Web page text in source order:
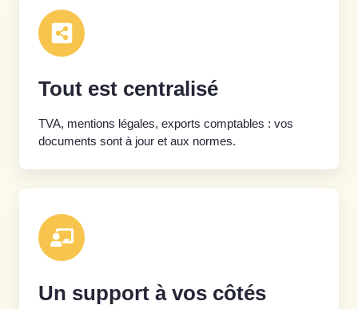
Tout est centralisé
TVA, mentions légales, exports comptables : vos
documents sont à jour et aux normes.
Un support à vos côtés